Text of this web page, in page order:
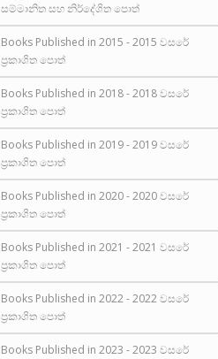
සම්මානිත සහ නිර්දේශිත පොත්
Books Published in 2015 - 2015 වසරේ
ප්‍රකාශිත පොත්
Books Published in 2018 - 2018 වසරේ
ප්‍රකාශිත පොත්
Books Published in 2019 - 2019 වසරේ
ප්‍රකාශිත පොත්
Books Published in 2020 - 2020 වසරේ
ප්‍රකාශිත පොත්
Books Published in 2021 - 2021 වසරේ
ප්‍රකාශිත පොත්
Books Published in 2022 - 2022 වසරේ
ප්‍රකාශිත පොත්
Books Published in 2023 - 2023 වසරේ